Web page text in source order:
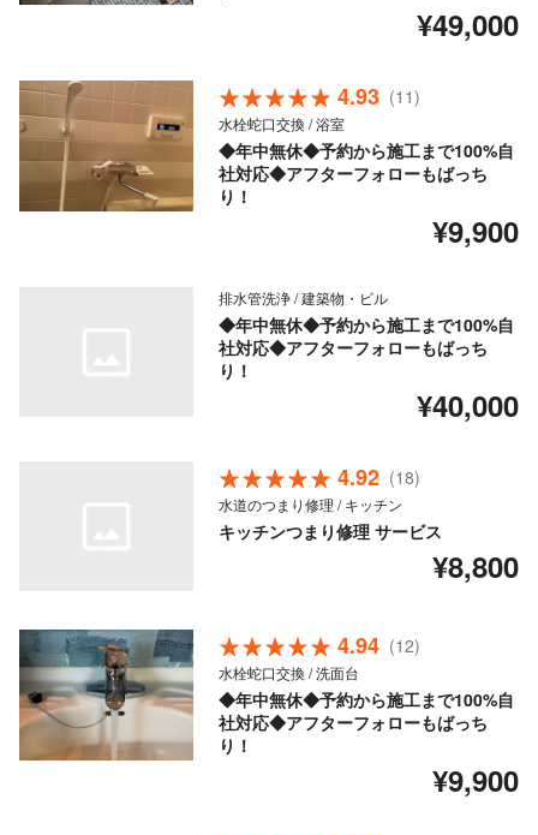
¥49,000
4.93 (11)
水栓蛇口交換 / 浴室
◆年中無休◆予約から施工まで100%自
社対応◆アフターフォローもばっち
り！
¥9,900
排水管洗浄 / 建築物・ビル
◆年中無休◆予約から施工まで100%自
社対応◆アフターフォローもばっち
り！
¥40,000
4.92 (18)
水道のつまり修理 / キッチン
キッチンつまり修理 サービス
¥8,800
4.94 (12)
水栓蛇口交換 / 洗面台
◆年中無休◆予約から施工まで100%自
社対応◆アフターフォローもばっち
り！
¥9,900